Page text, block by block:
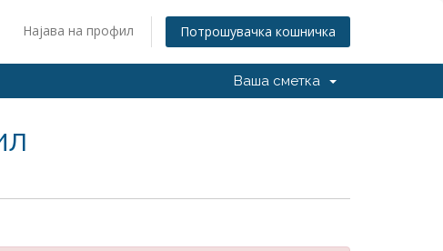
Најава на профил Потрошувачка кошничка
Ваша сметка